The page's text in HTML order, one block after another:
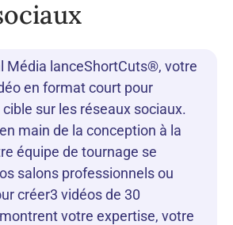
Média lanceShortCuts®, votre
en format court pour
sur les réseaux sociaux.
main de la conception à la
équipe de tournage se
salons professionnels ou
créer3 vidéos de 30
votre expertise, votre